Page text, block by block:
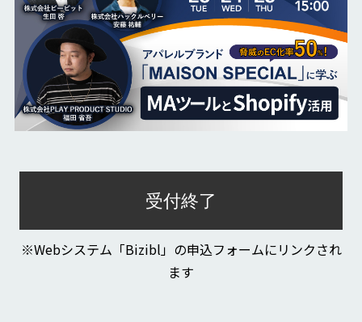
受付終了
※Webシステム「Bizibl」の申込フォームにリンクされ
ます